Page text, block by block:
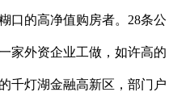
口的高净值购房者。28条公
家外资企业工做，如许高的
千灯湖金融高新区，部门户